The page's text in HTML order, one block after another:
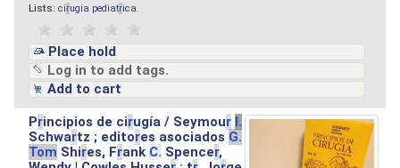
Lists: cirugia pediatrica
Place hold
Log in to add tags.
Add to cart
Principios de cirugía / Seymour I.
Schwartz ; editores asociados G.
Tom Shires, Frank C. Spencer,